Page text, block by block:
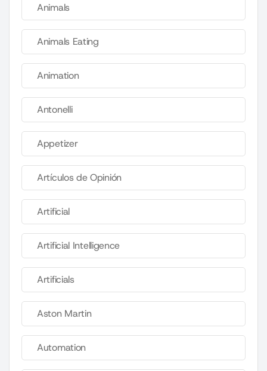
Animals
Animals Eating
Animation
Antonelli
Appetizer
Artículos de Opinión
Artificial
Artificial Intelligence
Artificials
Aston Martin
Automation